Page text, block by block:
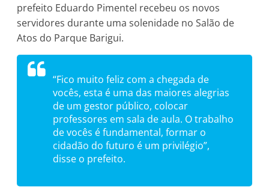
prefeito Eduardo Pimentel recebeu os novos
servidores durante uma solenidade no Salão de
Atos do Parque Barigui.
“Fico muito feliz com a chegada de
vocês, esta é uma das maiores alegrias
de um gestor público, colocar
professores em sala de aula. O trabalho
de vocês é fundamental, formar o
cidadão do futuro é um privilégio”,
disse o prefeito.